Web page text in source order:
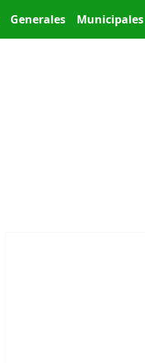
Generales Municipales